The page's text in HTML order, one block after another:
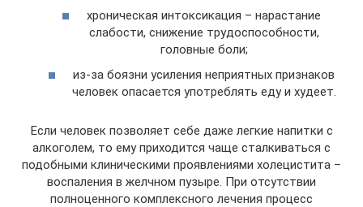
хроническая интоксикация – нарастание
слабости, снижение трудоспособности,
головные боли;
из-за боязни усиления неприятных признаков
человек опасается употреблять еду и худеет.
Если человек позволяет себе даже легкие напитки с
алкоголем, то ему приходится чаще сталкиваться с
подобными клиническими проявлениями холецистита –
воспаления в желчном пузыре. При отсутствии
полноценного комплексного лечения процесс